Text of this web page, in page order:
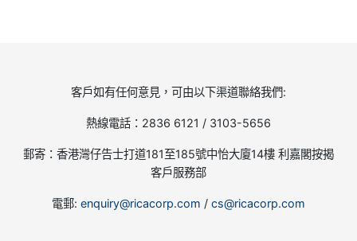
客戶如有任何意見，可由以下渠道聯絡我們:
熱線電話：2836 6121 / 3103-5656
郵寄：香港灣仔告士打道181至185號中怡大廈14樓 利嘉閣按揭
客戶服務部
電郵: enquiry@ricacorp.com / cs@ricacorp.com